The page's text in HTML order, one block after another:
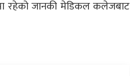
रहेको जानकी मेडिकल कलेजबाट